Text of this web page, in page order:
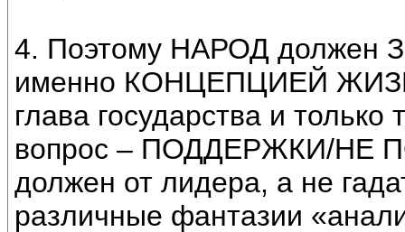
4. Поэтому НАРОД должен
именно КОНЦЕПЦИЕЙ
глава государства и
вопрос – ПОДДЕРЖКИ/НЕ
должен от лидера, а не
различные фантазии